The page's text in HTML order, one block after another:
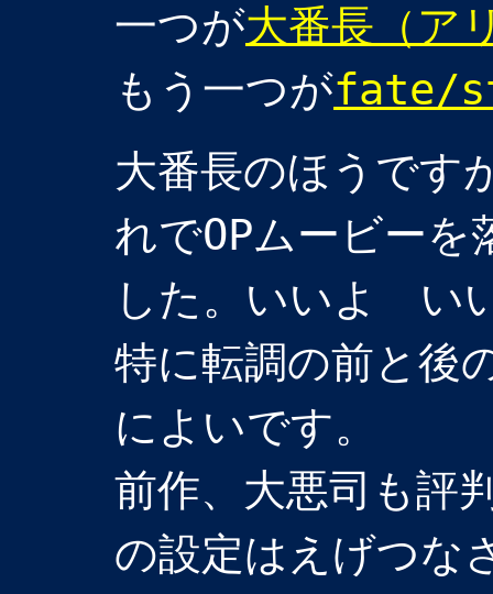
一つが大番長（ア
もう一つがfate/
大番長のほうです
れでOPムービー
した。いいよ い
特に転調の前と後
によいです。
前作、大悪司も評
の設定はえげつな